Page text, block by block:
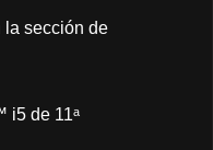
la sección de
i5 de 11ᵃ